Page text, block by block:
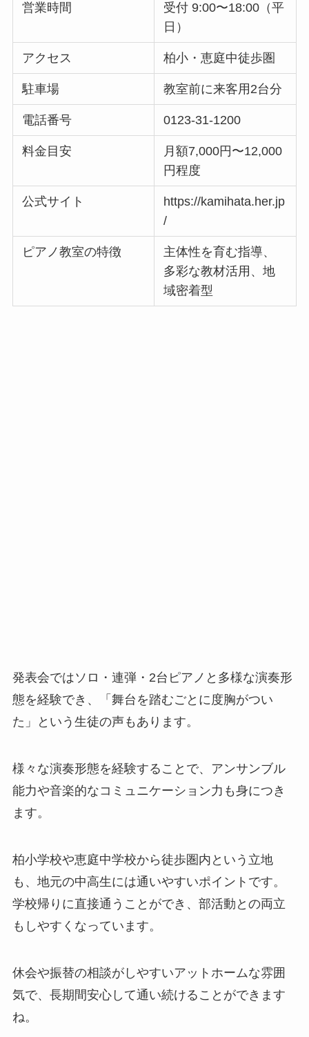
営業時間
受付 9:00〜18:00（平
日）
アクセス 柏小・恵庭中徒歩圏
駐車場 教室前に来客用2台分
電話番号 0123-31-1200
料金目安
月額7,000円〜12,000
円程度
公式サイト
https://kamihata.her.jp
/
ピアノ教室の特徴
主体性を育む指導、
多彩な教材活用、地
域密着型
発表会ではソロ・連弾・2台ピアノと多様な演奏形
態を経験でき、「舞台を踏むごとに度胸がつい
た」という生徒の声もあります。
様々な演奏形態を経験することで、アンサンブル
能力や音楽的なコミュニケーション力も身につき
ます。
柏小学校や恵庭中学校から徒歩圏内という立地
も、地元の中高生には通いやすいポイントです。
学校帰りに直接通うことができ、部活動との両立
もしやすくなっています。
休会や振替の相談がしやすいアットホームな雰囲
気で、長期間安心して通い続けることができます
ね。